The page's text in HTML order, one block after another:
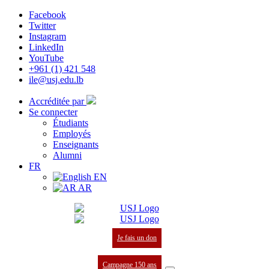
Facebook
Twitter
Instagram
LinkedIn
YouTube
+961 (1) 421 548
ile@usj.edu.lb
Accréditée par
Se connecter
Étudiants
Employés
Enseignants
Alumni
FR
EN
AR
Je fais un don
Campagne 150 ans